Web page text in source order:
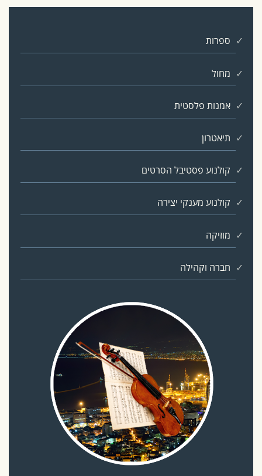
ספרות
מחול
אמנות פלסטית
תיאטרון
קולנוע פסטיבל הסרטים
קולנוע מענקי יצירה
מוזיקה
חברה וקהילה